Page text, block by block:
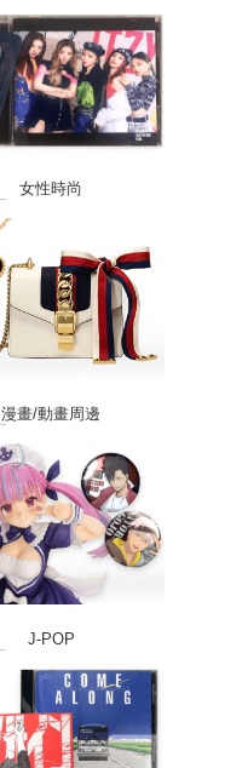
女性時尚
漫畫/動畫周邊
J-POP